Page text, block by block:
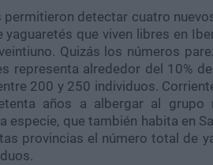
detectar cuatro
yaguaretés que viven libres en
Quizás los números
representa alrededor del 10%
200 y 250 individuos.
años a albergar al grupo
especie, que también habita en
provincias el número total de